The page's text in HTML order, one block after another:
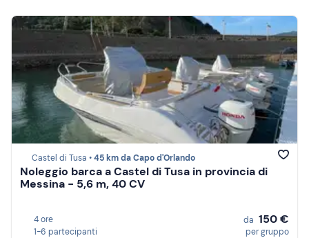
Castel di Tusa •45 km da Capo d'Orlando
Noleggio barca a Castel di Tusa in provincia di
Messina - 5,6 m, 40 CV
4 ore
1-6 partecipanti
da 150 €
per gruppo